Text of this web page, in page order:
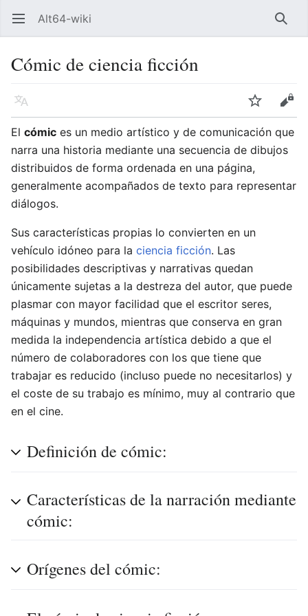
Abrir menú principal Alt64-wiki
Cómic de ciencia ficción
Idioma Vigilar
Editar
El cómic es un medio artístico y de comunicación que
narra una historia mediante una secuencia de dibujos
distribuidos de forma ordenada en una página,
generalmente acompañados de texto para representar
diálogos.
Sus características propias lo convierten en un
vehículo idóneo para la ciencia ficción. Las
posibilidades descriptivas y narrativas quedan
únicamente sujetas a la destreza del autor, que puede
plasmar con mayor facilidad que el escritor seres,
máquinas y mundos, mientras que conserva en gran
medida la independencia artística debido a que el
número de colaboradores con los que tiene que
trabajar es reducido (incluso puede no necesitarlos) y
el coste de su trabajo es mínimo, muy al contrario que
en el cine.
Definición de cómic:
Características de la narración mediante
cómic:
Orígenes del cómic: